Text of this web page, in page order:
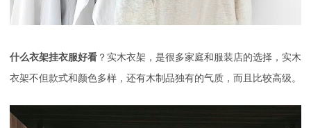
什么衣架挂衣服好看 ？实木衣架，是很多家庭和服装店的选择，实木
衣架不但款式和颜色多样，还有木制品独有的气质，而且比较高级。